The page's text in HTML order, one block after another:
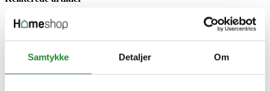
Samtykke Detaljer Om
Koldrøgning for Erfarne | Avanceret Guide til Røgning af Fisk,
Bacon og Ost
Grill
2025-08-05